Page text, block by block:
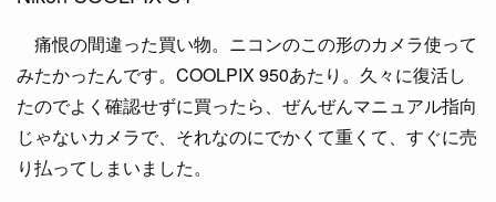
痛恨の間違った買い物。ニコンのこの形のカメラ使って
みたかったんです。COOLPIX 950あたり。久々に復活し
たのでよく確認せずに買ったら、ぜんぜんマニュアル指向
じゃないカメラで、それなのにでかくて重くて、すぐに売
り払ってしまいました。